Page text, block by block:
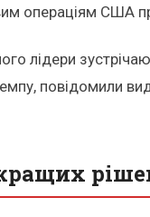
операціям США
лідери
повідомили